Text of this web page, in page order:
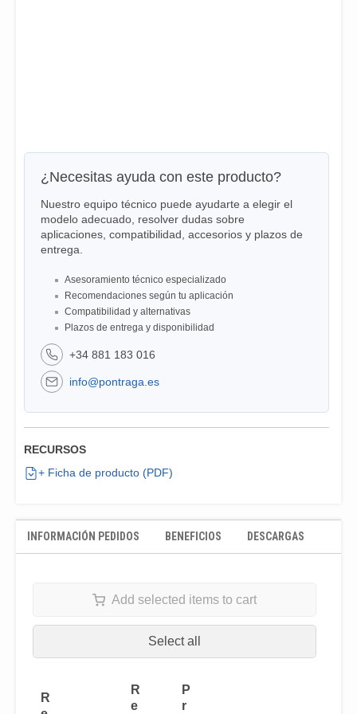
¿Necesitas ayuda con este producto?
Nuestro equipo técnico puede ayudarte a elegir el
modelo adecuado, resolver dudas sobre
aplicaciones, compatibilidad, accesorios y plazos de
entrega.
Asesoramiento técnico especializado
Recomendaciones según tu aplicación
Compatibilidad y alternativas
Plazos de entrega y disponibilidad
+34 881 183 016
info@pontraga.es
RECURSOS
+ Ficha de producto (PDF)
INFORMACIÓN PEDIDOS BENEFICIOS DESCARGAS
Add selected items to cart
Select all
R
R
e
P
r